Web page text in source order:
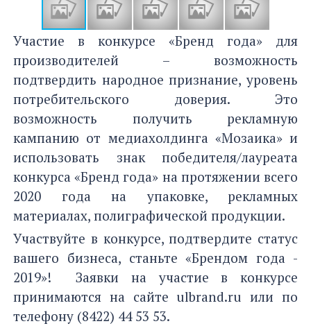
Участие в конкурсе «Бренд года» для
производителей – возможность
подтвердить народное признание, уровень
потребительского доверия. Это
возможность получить рекламную
кампанию от медиахолдинга «Мозаика» и
использовать знак победителя/лауреата
конкурса «Бренд года» на протяжении всего
2020 года на упаковке, рекламных
материалах, полиграфической продукции.
Участвуйте в конкурсе, подтвердите статус
вашего бизнеса, станьте «Брендом года -
2019»! Заявки на участие в конкурсе
принимаются на сайте ulbrand.ru или по
телефону (8422) 44 53 53.